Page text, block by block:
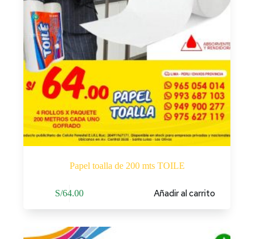
Papel toalla de 200 mts TOILE
S/64.00 Añadir al carrito